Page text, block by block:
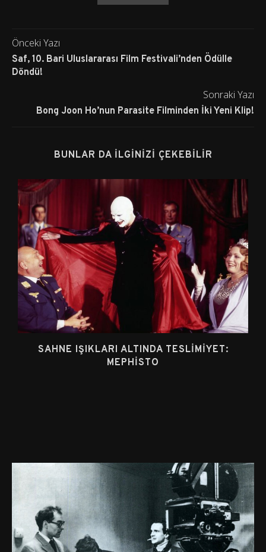
Önceki Yazı
Saf, 10. Bari Uluslararası Film Festivali’nden Ödülle
Döndü!
Sonraki Yazı
Bong Joon Ho’nun Parasite Filminden İki Yeni Klip!
BUNLAR DA İLGINIZI ÇEKEBILIR
SAHNE IŞIKLARI ALTINDA TESLIMIYET:
MEPHISTO